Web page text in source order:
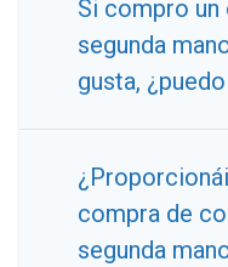
Si compro un
segunda
gusta,
compra de
segunda